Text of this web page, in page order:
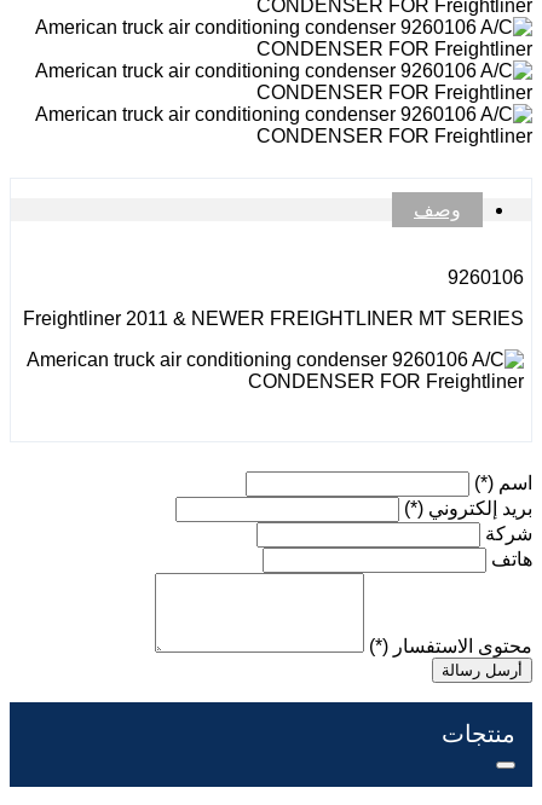
وصف
9260106
Freightliner 2011 & NEWER FREIGHTLINER MT SERIES
اسم (*)
بريد إلكتروني (*)
شركة
هاتف
محتوى الاستفسار (*)
أرسل رسالة
منتجات